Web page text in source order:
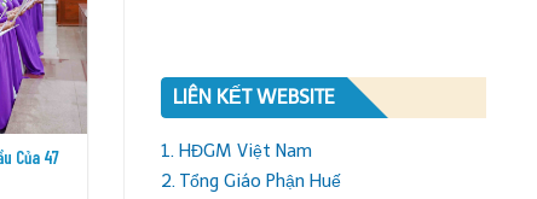
Khối Khấn Sinh Tĩnh Tâm Năm Đợt II
LIÊN KẾT WEBSITE
1. HĐGM Việt Nam
2. Tổng Giáo Phận Huế